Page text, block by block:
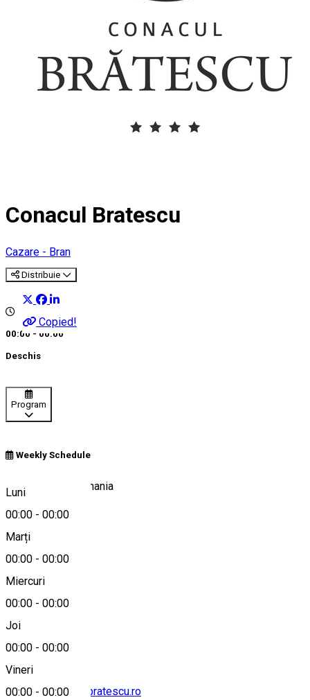
Conacul Bratescu
Cazare - Bran
Distribuie
Copied!
00:00 - 00:00
Deschis
Program
Weekly Schedule
Luni
00:00 - 00:00
Marți
00:00 - 00:00
Miercuri
00:00 - 00:00
Joi
00:00 - 00:00
Vineri
00:00 - 00:00
Bran 507025, Romania
Hartă
contact@conaculbratescu.ro